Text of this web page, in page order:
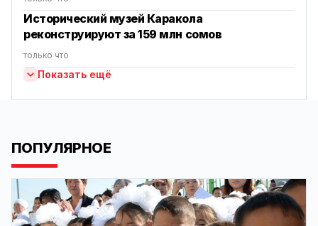
Исторический музей Каракола
реконструируют за 159 млн сомов
только что
Показать ещё
ПОПУЛЯРНОЕ